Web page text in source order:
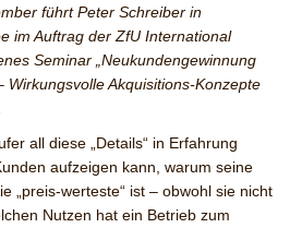
führt Peter Schreiber in
im Auftrag der ZfU International
Seminar „Neukundengewinnung
Wirkungsvolle Akquisitions-Konzepte
all diese „Details“ in Erfahrung
aufzeigen kann, warum seine
„preis-werteste“ ist – obwohl sie nicht
Nutzen hat ein Betrieb zum